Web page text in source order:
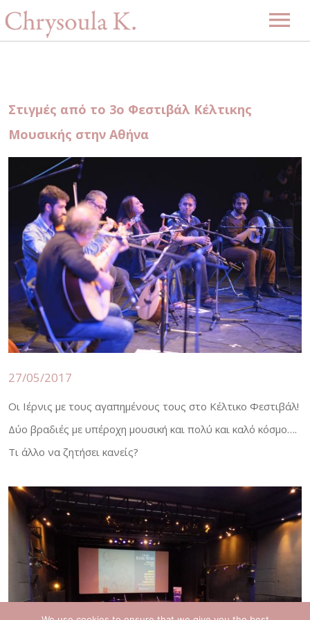
Μουσική
Projects
Δισκογραφία
Εκδηλώσεις
Επερχόμενες εκδηλώσεις
Περασμένες εκδηλώσεις
Νέα
Επικοινωνία
-ENG-
Στιγμές από το 3ο Φεστιβάλ Κέλτικης
Μουσικής στην Αθήνα
27/05/2017
Οι Ιέρνις με τους αγαπημένους τους στο Κέλτικο Φεστιβάλ!
Δύο βραδιές με υπέροχη μουσική και πολύ και καλό κόσμο….
Τι άλλο να ζητήσει κανείς?